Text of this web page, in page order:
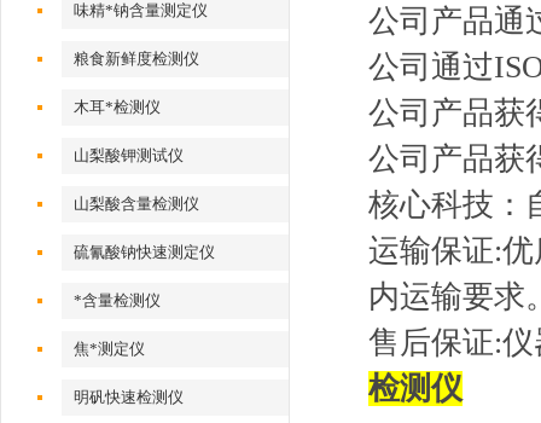
味精*钠含量测定仪
粮食新鲜度检测仪
木耳*检测仪
山梨酸钾测试仪
山梨酸含量检测仪
硫氰酸钠快速测定仪
*含量检测仪
焦*测定仪
明矾快速检测仪
公司产品通
公司通过
公司产品获
公司产品获
核心科技：
运输保证:
内运输要求
售后保证:
检测仪